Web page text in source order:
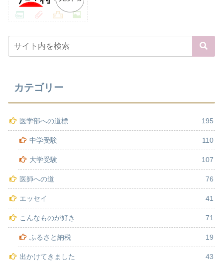
カテゴリー
医学部への道標 195
中学受験 110
大学受験 107
医師への道 76
エッセイ 41
こんなものが好き 71
ふるさと納税 19
出かけてきました 43